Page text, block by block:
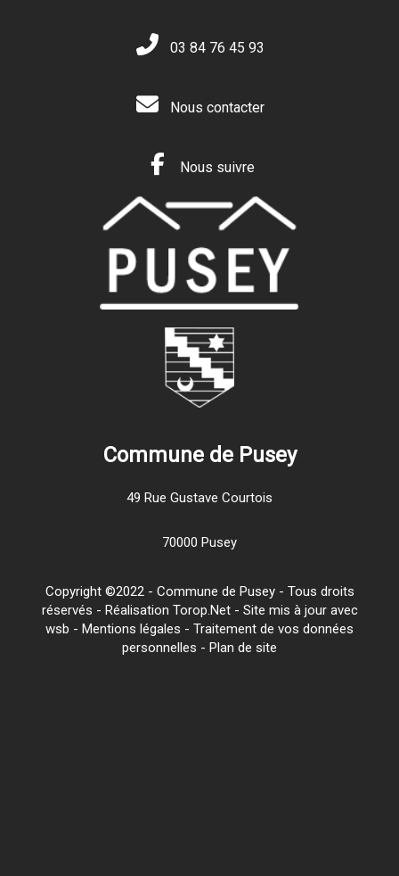
03 84 76 45 93
Nous contacter
Nous suivre
Commune de Pusey
49 Rue Gustave Courtois
70000 Pusey
Copyright ©2022 - Commune de Pusey - Tous droits
réservés - Réalisation Torop.Net - Site mis à jour avec
wsb - Mentions légales - Traitement de vos données
personnelles - Plan de site